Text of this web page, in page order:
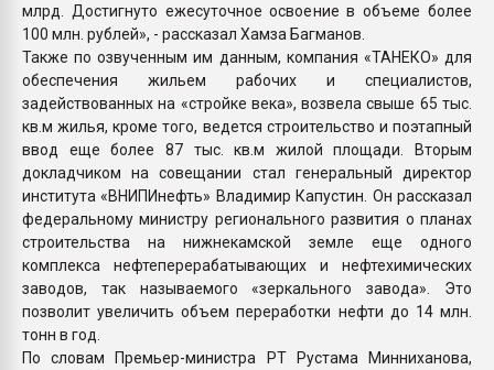
млрд. Достигнуто ежесуточное освоение в объеме более
100 млн. рублей», - рассказал Хамза Багманов.
Также по озвученным им данным, компания «ТАНЕКО» для
обеспечения жильем рабочих и специалистов,
задействованных на «стройке века», возвела свыше 65 тыс.
кв.м жилья, кроме того, ведется строительство и поэтапный
ввод еще более 87 тыс. кв.м жилой площади. Вторым
докладчиком на совещании стал генеральный директор
института «ВНИПИнефть» Владимир Капустин. Он рассказал
федеральному министру регионального развития о планах
строительства на нижнекамской земле еще одного
комплекса нефтеперерабатывающих и нефтехимических
заводов, так называемого «зеркального завода». Это
позволит увеличить объем переработки нефти до 14 млн.
тонн в год.
По словам Премьер-министра РТ Рустама Минниханова,